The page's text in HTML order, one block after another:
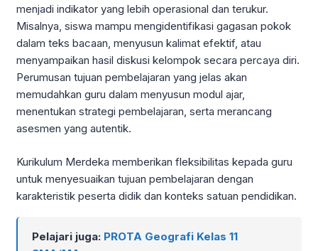
menjadi indikator yang lebih operasional dan terukur.
Misalnya, siswa mampu mengidentifikasi gagasan pokok
dalam teks bacaan, menyusun kalimat efektif, atau
menyampaikan hasil diskusi kelompok secara percaya diri.
Perumusan tujuan pembelajaran yang jelas akan
memudahkan guru dalam menyusun modul ajar,
menentukan strategi pembelajaran, serta merancang
asesmen yang autentik.
Kurikulum Merdeka memberikan fleksibilitas kepada guru
untuk menyesuaikan tujuan pembelajaran dengan
karakteristik peserta didik dan konteks satuan pendidikan.
Pelajari juga: PROTA Geografi Kelas 11